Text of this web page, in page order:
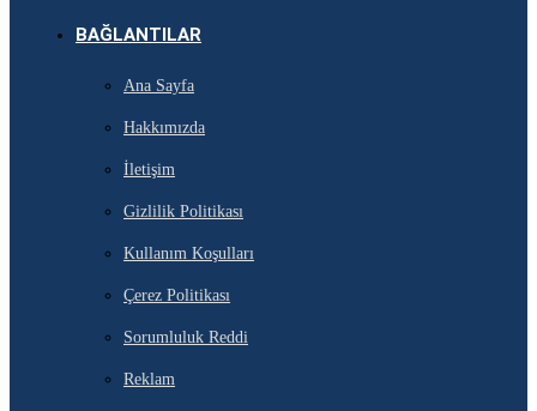
BAĞLANTILAR
Ana Sayfa
Hakkımızda
İletişim
Gizlilik Politikası
Kullanım Koşulları
Çerez Politikası
Sorumluluk Reddi
Reklam